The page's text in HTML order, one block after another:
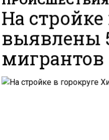
На
выявлены
мигрантов